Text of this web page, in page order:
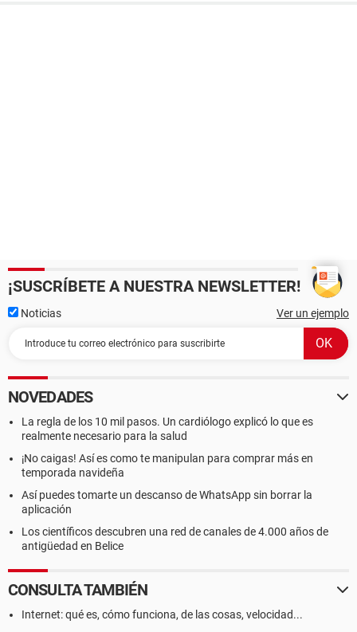
¡SUSCRÍBETE A NUESTRA NEWSLETTER!
Noticias Ver un ejemplo
NOVEDADES
La regla de los 10 mil pasos. Un cardiólogo explicó lo que es
realmente necesario para la salud
¡No caigas! Así es como te manipulan para comprar más en
temporada navideña
Así puedes tomarte un descanso de WhatsApp sin borrar la
aplicación
Los científicos descubren una red de canales de 4.000 años de
antigüedad en Belice
CONSULTA TAMBIÉN
Internet: qué es, cómo funciona, de las cosas, velocidad...